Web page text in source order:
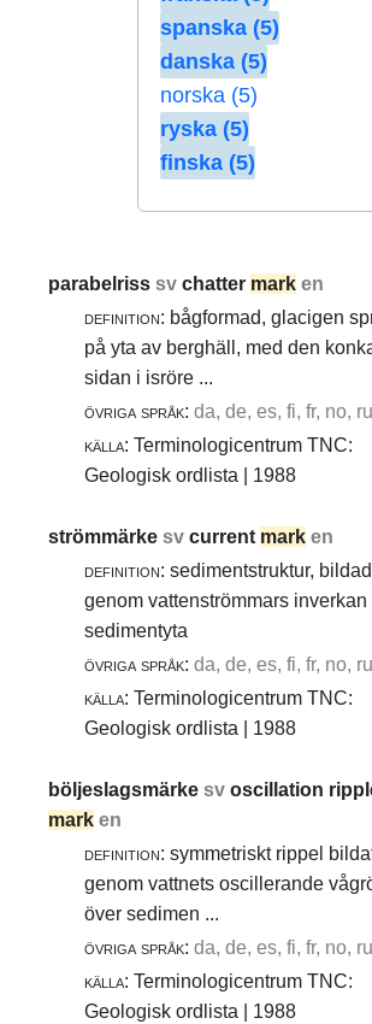
spanska (5)
danska (5)
norska (5)
ryska (5)
finska (5)
parabelrisssvchatter mark en
definition: bågformad, glacigen
på yta av berghäll, med den
sidan i isröre ...
övriga språk: da, de, es, fi, fr, no, ru
källa: Terminologicentrum TNC:
Geologisk ordlista | 1988
strömmärkesvcurrent mark en
definition: sedimentstruktur, bildad
genom vattenströmmars inverkan
sedimentyta
övriga språk: da, de, es, fi, fr, no, ru
källa: Terminologicentrum TNC:
Geologisk ordlista | 1988
böljeslagsmärkesvoscillation
mark en
definition: symmetriskt rippel
genom vattnets oscillerande
över sedimen ...
övriga språk: da, de, es, fi, fr, no, ru
källa: Terminologicentrum TNC:
Geologisk ordlista | 1988